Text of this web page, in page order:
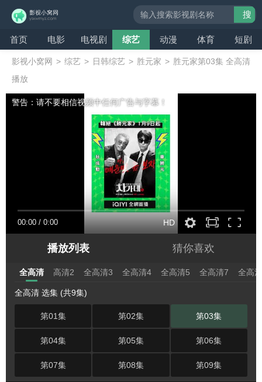
首页 电影 电视剧 综艺 动漫 体育 短剧
搜
影视小窝网 > 综艺 > 日韩综艺 > 胜元家 > 胜元家第03集 全高清
播放
00:00 / 0:00 HD
警告：请不要相信视频中任何广告与字幕！
播放列表 猜你喜欢
全高清 高清2 全高清3 全高清4 全高清5 全高清7 全高
全高清 选集 (共9集)
第01集 第02集 第03集
第04集 第05集 第06集
第07集 第08集 第09集